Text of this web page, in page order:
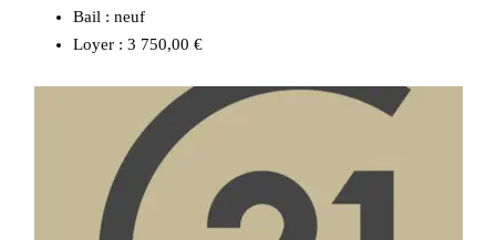
Bail : neuf
Loyer : 3 750,00 €